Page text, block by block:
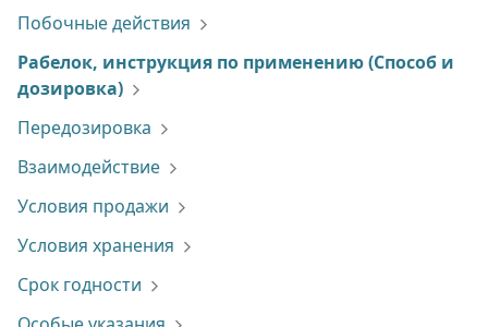
Побочные действия
Рабелок, инструкция по применению(Способ и
дозировка)
Передозировка
Взаимодействие
Условия продажи
Условия хранения
Срок годности